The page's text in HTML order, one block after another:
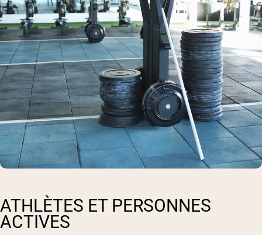
ATHLÈTES ET PERSONNES
ACTIVES